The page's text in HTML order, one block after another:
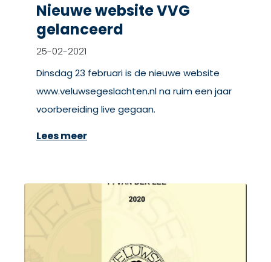
Nieuwe website VVG
gelanceerd
25-02-2021
Dinsdag 23 februari is de nieuwe website
www.veluwsegeslachten.nl na ruim een jaar
voorbereiding live gegaan.
Lees meer